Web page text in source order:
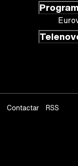
Contactar
RSS